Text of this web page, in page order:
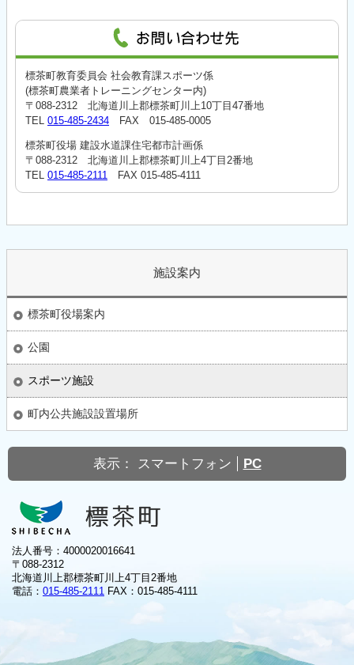
標茶町教育委員会 社会教育課スポーツ係
(標茶町農業者トレーニングセンター内)
〒088-2312 北海道川上郡標茶町川上10丁目47番地
TEL 015-485-2434 FAX 015-485-0005
標茶町役場 建設水道課住宅都市計画係
〒088-2312 北海道川上郡標茶町川上4丁目2番地
TEL 015-485-2111 FAX 015-485-4111
施設案内
標茶町役場案内
公園
スポーツ施設
町内公共施設設置場所
表示： スマートフォン PC
法人番号：4000020016641
〒088-2312
北海道川上郡標茶町川上4丁目2番地
電話： 015-485-2111 FAX：015-485-4111